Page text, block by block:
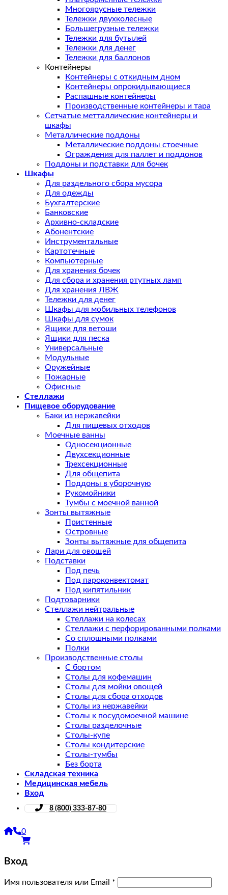
Многоярусные тележки
Тележки двухколесные
Большегрузные тележки
Тележки для бутылей
Тележки для денег
Тележки для баллонов
Контейнеры
Контейнеры с откидным дном
Контейнеры опрокидывающиеся
Распашные контейнеры
Производственные контейнеры и тара
Сетчатые метталлические контейнеры и
шкафы
Металлические поддоны
Металлические поддоны стоечные
Ограждения для паллет и поддонов
Поддоны и подставки для бочек
Шкафы
Для раздельного сбора мусора
Для одежды
Бухгалтерские
Банковские
Архивно-складские
Абонентские
Инструментальные
Картотечные
Компьютерные
Для хранения бочек
Для сбора и хранения ртутных ламп
Для хранения ЛВЖ
Тележки для денег
Шкафы для мобильных телефонов
Шкафы для сумок
Ящики для ветоши
Ящики для песка
Универсальные
Модульные
Оружейные
Пожарные
Офисные
Стеллажи
Пищевое оборудование
Баки из нержавейки
Для пищевых отходов
Моечные ванны
Односекционные
Двухсекционные
Трехсекционные
Для общепита
Поддоны в уборочную
Рукомойники
Тумбы с моечной ванной
Зонты вытяжные
Пристенные
Островные
Зонты вытяжные для общепита
Лари для овощей
Подставки
Под печь
Под пароконвектомат
Под кипятильник
Подтоварники
Стеллажи нейтральные
Стеллажи на колесах
Стеллажи с перфорированными полками
Со сплошными полками
Полки
Производственные столы
С бортом
Столы для кофемашин
Столы для мойки овощей
Столы для сбора отходов
Столы из нержавейки
Столы к посудомоечной машине
Столы разделочные
Столы-купе
Столы кондитерские
Столы-тумбы
Без борта
Складская техника
Медицинская мебель
Вход
8 (800) 333-87-80
0
Вход
Имя пользователя или Email *